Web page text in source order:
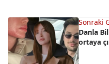
Sonraki
Danla
ortaya